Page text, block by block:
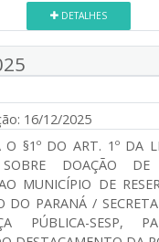
DETALHES
16/12/2025
O §1º DO ART. 1º DA
DOAÇÃO DE
MUNICÍPIO DE
DO PARANÁ /
PÚBLICA-SESP,